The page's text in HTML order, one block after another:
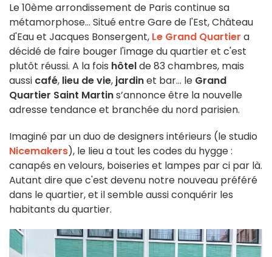
Le 10ème arrondissement de Paris continue sa
métamorphose… Situé entre Gare de l'Est, Château
d'Eau et Jacques Bonsergent, Le Grand Quartier a
décidé de faire bouger l'image du quartier et c'est
plutôt réussi. A la fois hôtelde 83 chambres, mais
aussi café, lieu de vie, jardinet bar… le Grand
Quartier Saint Martins’annonce être la nouvelle
adresse tendance et branchée du nord parisien.
Imaginé par un duo de designers intérieurs (le studio
Nicemakers), le lieu a tout les codes du hygge :
canapés en velours, boiseries et lampes par ci par là.
Autant dire que c'est devenu notre nouveau préféré
dans le quartier, et il semble aussi conquérir les
habitants du quartier.